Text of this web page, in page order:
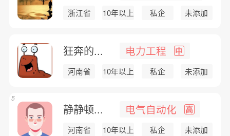
浙江省 10年以上 私企 未添加
狂奔的... 电力工程 中
河南省 10年以上 私企 未添加
静静顿... 电气自动化 高
河南省 10年以上 私企 未添加
5